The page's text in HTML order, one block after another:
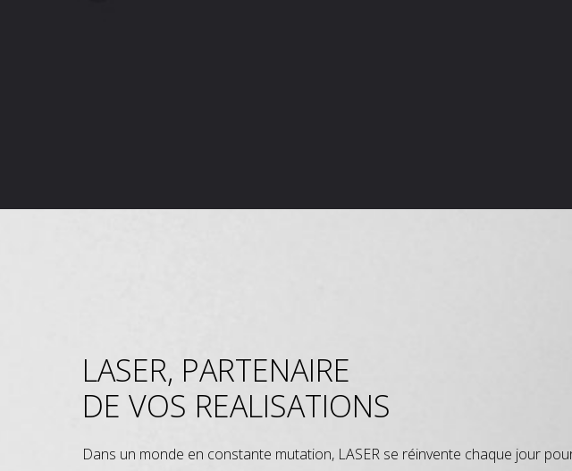
LASER, PARTENAIRE
DE VOS REALISATIONS
Dans un monde en constante mutation, LASER se réinvente chaque jour